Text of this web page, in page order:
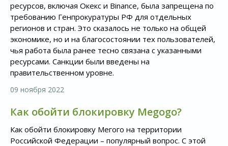
ресурсов, включая Окекс и Binance, была запрещена по
требованию Генпрокуратуры РФ для отдельных
регионов и стран. Это сказалось не только на общей
экономике, но и на благосостоянии тех пользователей,
чья работа была ранее тесно связана с указанными
ресурсами. Санкции были введены на
правительственном уровне.
09 ноября 2022
Как обойти блокировку Megogo?
Как обойти блокировку Мегого на территории
Российской Федерации – популярный вопрос. С этой